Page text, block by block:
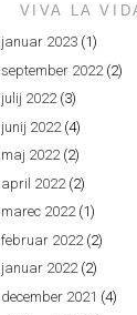
VIVA LA
januar 2023 (1)
september 2022 (2)
julij 2022(3)
junij 2022 (4)
maj 2022(2)
april 2022 (2)
marec 2022(1)
februar 2022 (2)
januar 2022(2)
december 2021 (4)